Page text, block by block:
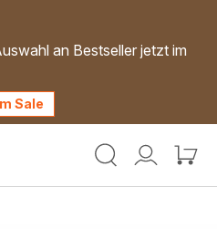
an Bestseller jetzt im
Sale
Mein
Mein